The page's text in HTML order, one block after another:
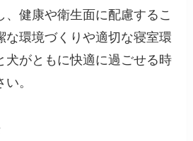
、健康や衛生面に配慮するこ
な環境づくりや適切な寝室環
犬がともに快適に過ごせる時
。